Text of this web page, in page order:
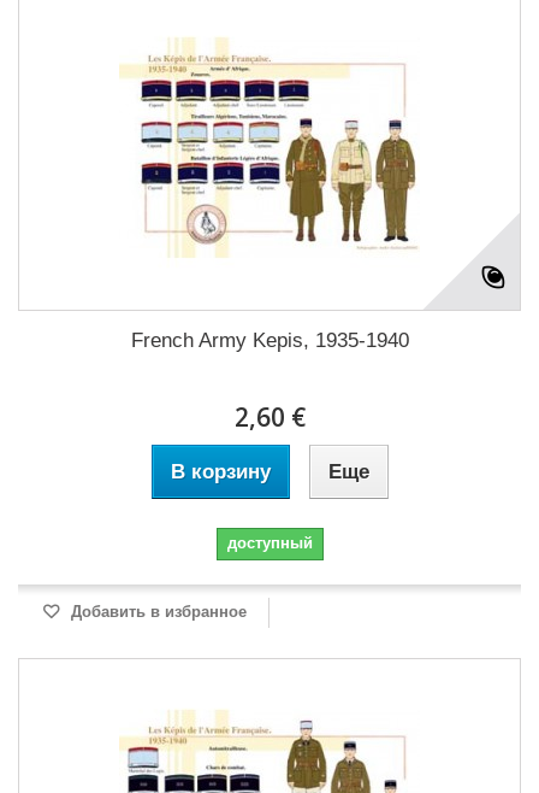
French Army Kepis, 1935-1940
2,60 €
В корзину Еще
доступный
Добавить в избранное